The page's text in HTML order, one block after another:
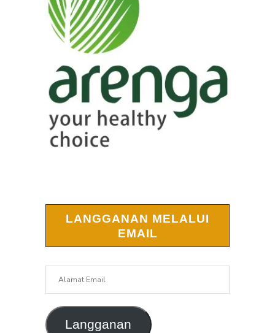
LANGGANAN MELALUI
EMAIL
Langganan